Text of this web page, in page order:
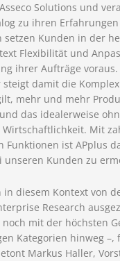
Solutions und
zu ihren
setzen Kunden in der
Flexibilität und
ihrer Aufträge voraus.
steigt damit die
mehr und mehr
das idealerweise
Mit
Funktionen ist APplus
unseren Kunden zu
in diesem Kontext von
Research
mit der höchsten
Kategorien hinweg –,
Markus Haller,